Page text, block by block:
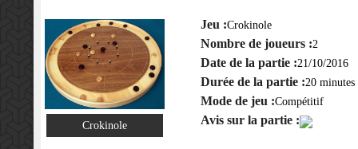
Crokinole
Jeu :Crokinole
Nombre de joueurs :2
Date de la partie :21/10/2016
Durée de la partie :20 minutes
Mode de jeu :Compétitif
Avis sur la partie :